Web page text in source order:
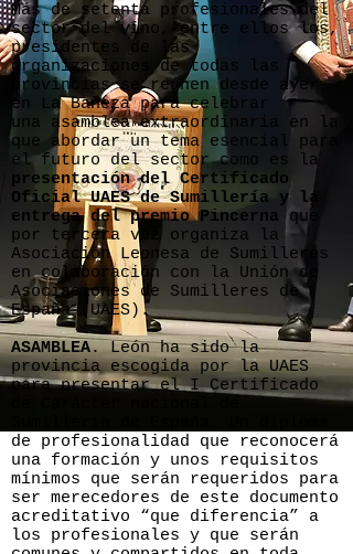
Más de setenta profesionales del
sector del vino, entre ellos los,
presidentes de las
organizaciones de todas las
provincias se reúnen desde ayer
en La Bañeza para celebrar
una asamblea extraordinaria en la
que abordar un tema esencial para
el futuro del sector como es la
presentación del Certificado
Oficial UAES de Sumillería y la
entrega del premio Pincerna que
por tercera vez organiza la
Asociación Leonesa de Sumilleres
en colaboración con la Unión de
Asociaciones de Sumilleres de
España (UAES).
ASAMBLEA. León ha sido la
provincia escogida por la UAES
para presentar el I Certificado
de profesionalidad que reconocerá
una formación y unos requisitos
mínimos que serán requeridos para
ser merecedores de este documento
acreditativo “que diferencia” a
los profesionales y que serán